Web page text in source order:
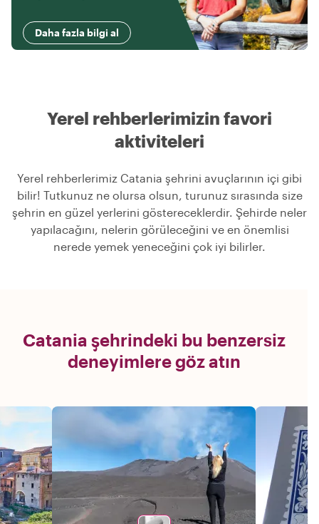
Daha fazla bilgi al
Yerel rehberlerimizin favori
aktiviteleri
Yerel rehberlerimiz Catania şehrini avuçlarının içi gibi
bilir! Tutkunuz ne olursa olsun, turunuz sırasında size
şehrin en güzel yerlerini göstereceklerdir. Şehirde neler
yapılacağını, nelerin görüleceğini ve en önemlisi
nerede yemek yeneceğini çok iyi bilirler.
Catania şehrindeki bu benzersiz
deneyimlere göz atın